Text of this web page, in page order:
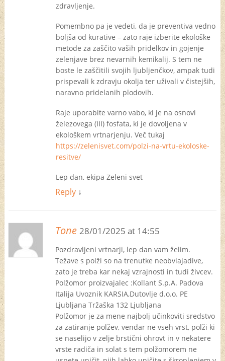
zdravljenje.
Pomembno pa je vedeti, da je preventiva vedno
boljša od kurative – zato raje izberite ekološke
metode za zaščito vaših pridelkov in gojenje
zelenjave brez nevarnih kemikalij. S tem ne
boste le zaščitili svojih ljubljenčkov, ampak tudi
prispevali k zdravju okolja ter uživali v čistejših,
naravno pridelanih plodovih.
Raje uporabite varno vabo, ki je na osnovi
železovega (III) fosfata, ki je dovoljena v
ekološkem vrtnarjenju. Več tukaj
https://zelenisvet.com/polzi-na-vrtu-ekoloske-
resitve/
Lep dan, ekipa Zeleni svet
Reply ↓
Tone 28/01/2025 at 14:55
Pozdravljeni vrtnarji, lep dan vam želim.
Težave s polži so na trenutke neobvlajadive,
zato je treba kar nekaj vzrajnosti in tudi živcev.
Polžomor proizvajalec :Kollant S.p.A. Padova
Italija Uvoznik KARSIA,Dutovlje d.o.o. PE
Ljubljana Tržaška 132 Ljubljana
Polžomor je za mene najbolj učinkoviti sredstvo
za zatiranje polžev, vendar ne vseh vrst, polži ki
se naselijo v zelje brstični ohrovt in v nekatere
vrste radiča in solat s tem polžomorem ne